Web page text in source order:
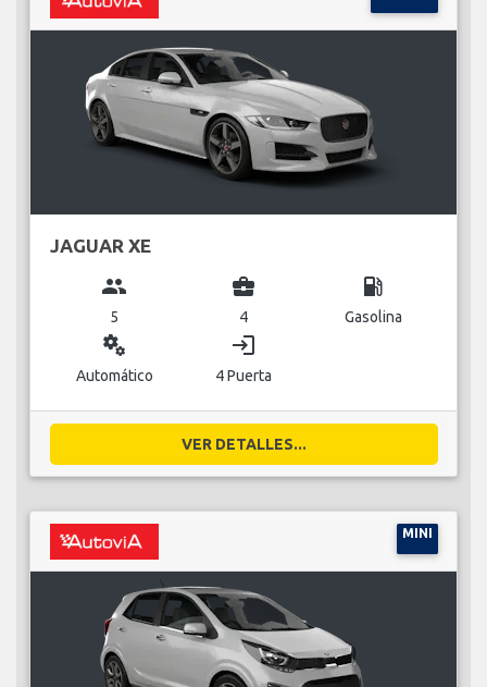
JAGUAR XE
group
5
business_center
4
local_gas_station
Gasolina
miscellaneous_services
Automático
login
4 Puerta
VER DETALLES...
MINI